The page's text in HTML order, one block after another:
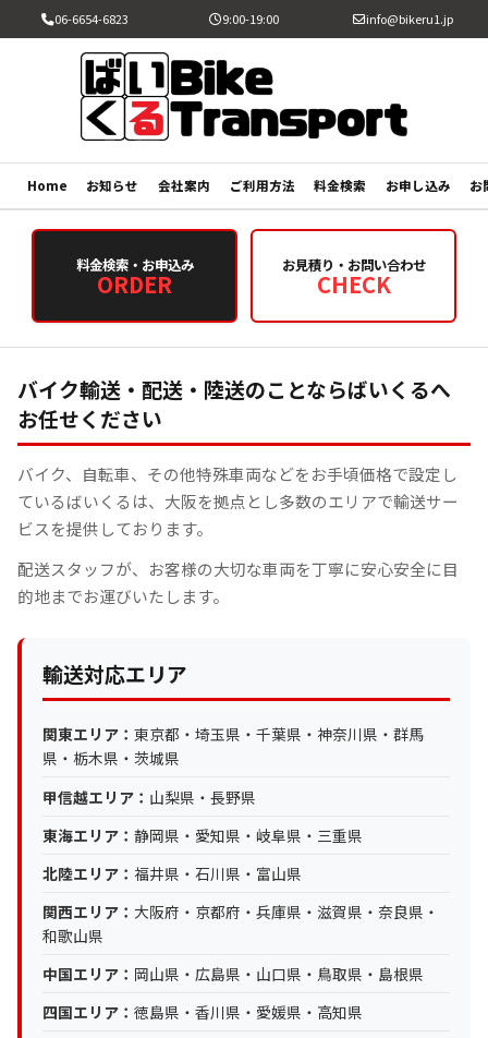
06-6654-6823 9:00-19:00 info@bikeru1.jp
Home お知らせ 会社案内 ご利用方法 料金検索 お申し込み お
料金検索・お申込み
ORDER
お見積り・お問い合わせ
CHECK
バイク輸送・配送・陸送のことならばいくるへ
お任せください
バイク、自転車、その他特殊車両などをお手頃価格で設定し
ているばいくるは、大阪を拠点とし多数のエリアで輸送サー
ビスを提供しております。
配送スタッフが、お客様の大切な車両を丁寧に安心安全に目
的地までお運びいたします。
輸送対応エリア
関東エリア：東京都・埼玉県・千葉県・神奈川県・群馬
県・栃木県・茨城県
甲信越エリア： 山梨県・長野県
東海エリア：静岡県・愛知県・岐阜県・三重県
北陸エリア：福井県・石川県・富山県
関西エリア： 大阪府・京都府・兵庫県・滋賀県・奈良県・
和歌山県
中国エリア： 岡山県・広島県・山口県・鳥取県・島根県
四国エリア：徳島県・香川県・愛媛県・高知県